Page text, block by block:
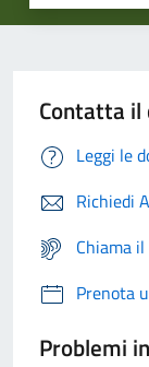
Contatta il
Leggi le
Richiedi
Chiama
Prenota
Problemi